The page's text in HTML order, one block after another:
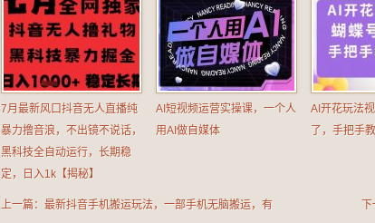
7月最新风口抖音无人直播纯
暴力撸音浪，不出镜不说话，
黑科技全自动运行，长期稳
定，日入1k【揭秘】
AI短视频运营实操课，一个人
用AI做自媒体
AI开花玩法
了，手把手
上一篇：最新抖音手机搬运玩法，一部手机无脑搬运，有